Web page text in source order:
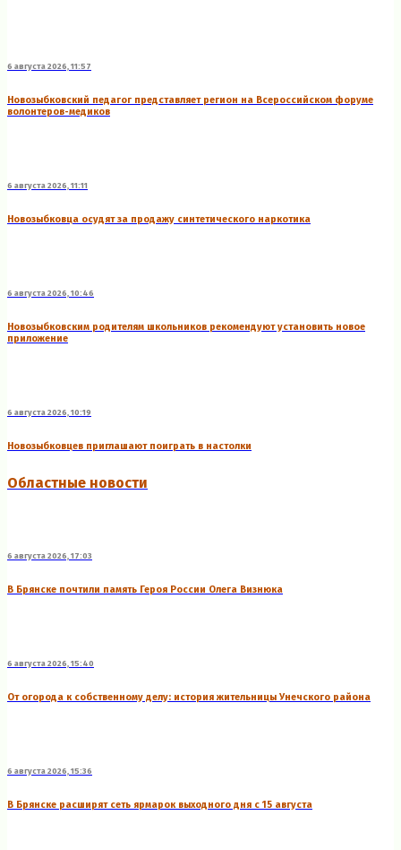
6 августа 2026, 11:57
Новозыбковский педагог представляет регион на Всероссийском форуме
волонтеров-медиков
6 августа 2026, 11:11
Новозыбковца осудят за продажу синтетического наркотика
6 августа 2026, 10:46
Новозыбковским родителям школьников рекомендуют установить новое
приложение
6 августа 2026, 10:19
Новозыбковцев приглашают поиграть в настолки
Областные новости
6 августа 2026, 17:03
В Брянске почтили память Героя России Олега Визнюка
6 августа 2026, 15:40
От огорода к собственному делу: история жительницы Унечского района
6 августа 2026, 15:36
В Брянске расширят сеть ярмарок выходного дня с 15 августа